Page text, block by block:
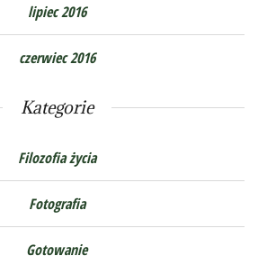
lipiec 2016
czerwiec 2016
Kategorie
Filozofia życia
Fotografia
Gotowanie